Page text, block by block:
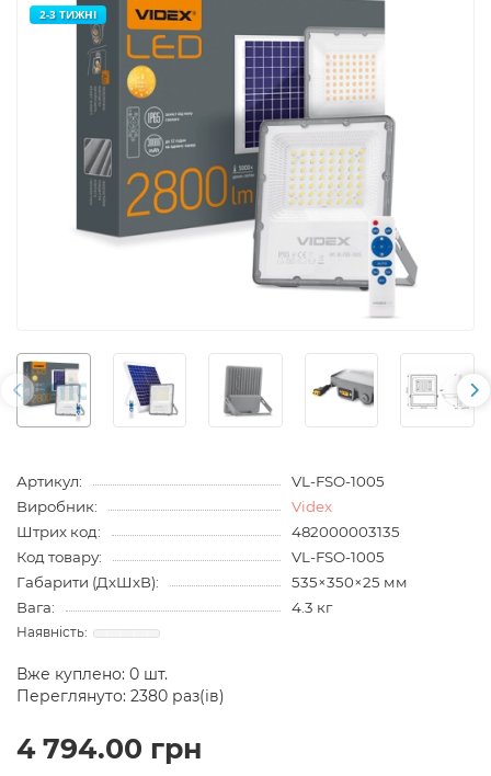
2-3 ТИЖНІ
Артикул:
VL-FSO-1005
Виробник:
Videx
Штрих код:
482000003135
Код товару:
VL-FSO-1005
Габарити (ДхШхВ):
535×350×25 мм
Вага:
4.3 кг
Вже куплено: 0 шт.
Переглянуто: 2380 раз(ів)
4 794.00 грн